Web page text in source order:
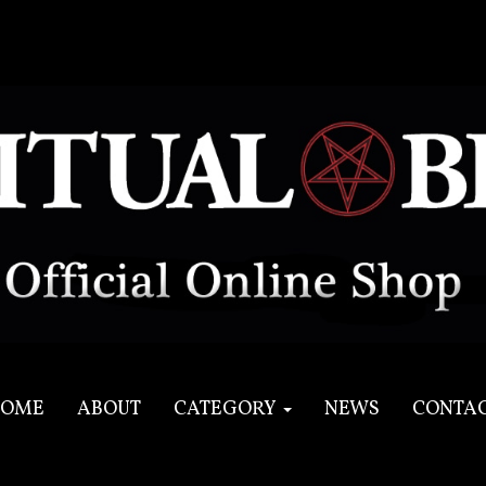
ABOUT CATEGORY NEWS